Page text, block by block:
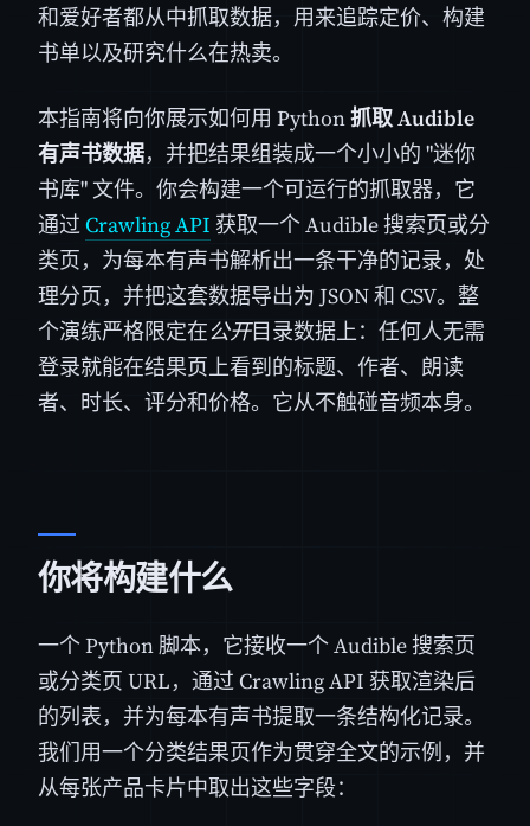
和爱好者都从中抓取数据，用来追踪定价、构建
书单以及研究什么在热卖。
本指南将向你展示如何用 Python抓取 Audible
有声书数据，并把结果组装成一个小小的 "迷你
书库" 文件。你会构建一个可运行的抓取器，它
通过Crawling API 获取一个 Audible 搜索页或分
类页，为每本有声书解析出一条干净的记录，处
理分页，并把这套数据导出为 JSON 和 CSV。整
个演练严格限定在公开目录数据上：任何人无需
登录就能在结果页上看到的标题、作者、朗读
者、时长、评分和价格。它从不触碰音频本身。
你将构建什么
一个 Python 脚本，它接收一个 Audible 搜索页
或分类页 URL，通过 Crawling API 获取渲染后
的列表，并为每本有声书提取一条结构化记录。
我们用一个分类结果页作为贯穿全文的示例，并
从每张产品卡片中取出这些字段：